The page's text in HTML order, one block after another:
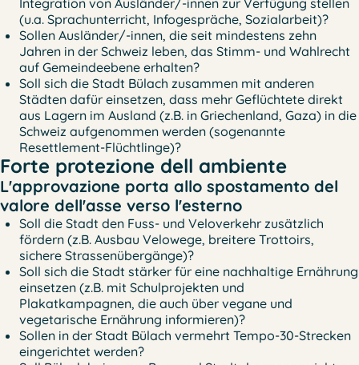
(u.a. Sprachunterricht, Infogespräche, Sozialarbeit)?
Sollen Ausländer/-innen, die seit mindestens zehn
Jahren in der Schweiz leben, das Stimm- und Wahlrecht
auf Gemeindeebene erhalten?
Soll sich die Stadt Bülach zusammen mit anderen
Städten dafür einsetzen, dass mehr Geflüchtete direkt
aus Lagern im Ausland (z.B. in Griechenland, Gaza) in die
Schweiz aufgenommen werden (sogenannte
Resettlement-Flüchtlinge)?
Forte protezione dell ambiente
L'approvazione porta allo spostamento del
valore dell'asse verso l'esterno
Soll die Stadt den Fuss- und Veloverkehr zusätzlich
fördern (z.B. Ausbau Velowege, breitere Trottoirs,
sichere Strassenübergänge)?
Soll sich die Stadt stärker für eine nachhaltige Ernährung
einsetzen (z.B. mit Schulprojekten und
Plakatkampagnen, die auch über vegane und
vegetarische Ernährung informieren)?
Sollen in der Stadt Bülach vermehrt Tempo-30-Strecken
eingerichtet werden?